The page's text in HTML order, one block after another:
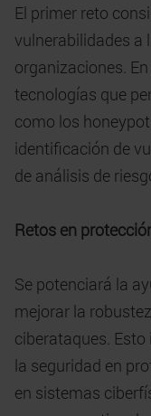
El primer reto
vulnerabilidades a
organizaciones.
tecnologías que
como los
identificación de
de análisis de
Retos en
Se potenciará la
mejorar la
ciberataques.
la seguridad en
en sistemas